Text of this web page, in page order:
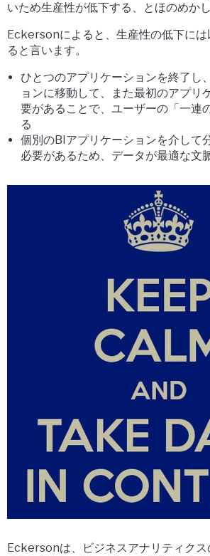
いため生産性が低下する、とほのめかし
Eckersonによると、生産性の低下には
ると言います。
ひとつのアプリケーションを終了し
ョンに移動して、また最初のアプリ
要があることで、ユーザーの「一連
る
個別のBIアプリケーションを介して
必要があるため、データが最適な文
Eckersonは、ビジネスアナリティクス